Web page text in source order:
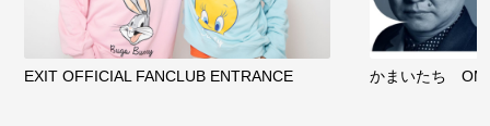
EXIT OFFICIAL FANCLUB ENTRANCE かまいたち